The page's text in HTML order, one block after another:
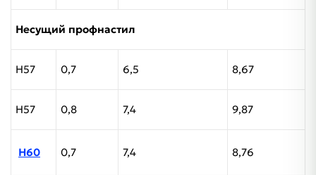
Несущий профнастил
Н57 0,7 6,5 8,67
Н57 0,8 7,4 9,87
Н60 0,7 7,4 8,76